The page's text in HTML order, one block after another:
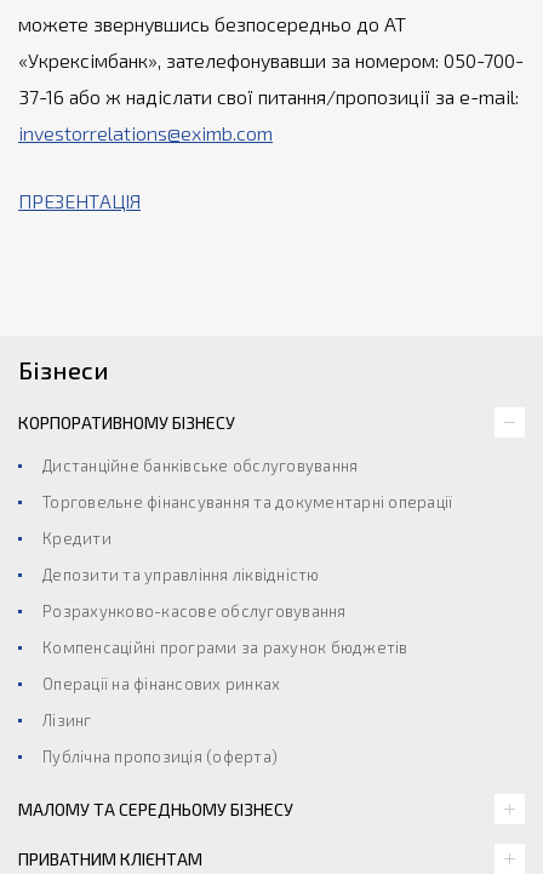
можете звернувшись безпосередньо до АТ
«Укрексімбанк», зателефонувавши за номером: 050-700-
37-16 або ж надіслати свої питання/пропозиції за e-mail:
investorrelations@eximb.com
ПРЕЗЕНТАЦІЯ
Бізнеси
КОРПОРАТИВНОМУ БІЗНЕСУ
Дистанційне банківське обслуговування
Торговельне фінансування та документарні операції
Кредити
Депозити та управління ліквідністю
Розрахунково-касове обслуговування
Компенсаційні програми за рахунок бюджетів
Операції на фінансових ринках
Лізинг
Публічна пропозиція (оферта)
МАЛОМУ ТА СЕРЕДНЬОМУ БІЗНЕСУ
ПРИВАТНИМ КЛІЄНТАМ